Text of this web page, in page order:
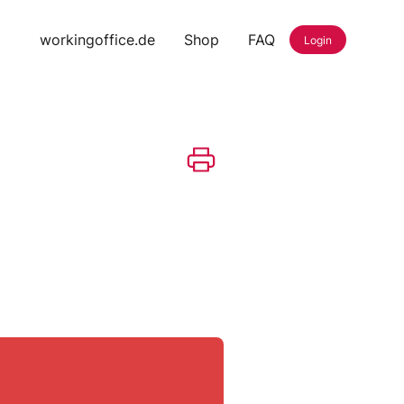
workingoffice.de Shop FAQ Login